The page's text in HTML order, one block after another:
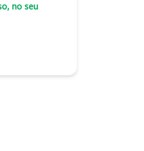
no seu